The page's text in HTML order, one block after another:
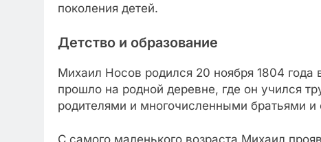
поколения детей.
Детство и образование
Михаил Носов родился 20 ноября 1804 года
прошло на родной деревне, где он учился
родителями и многочисленными братьями и